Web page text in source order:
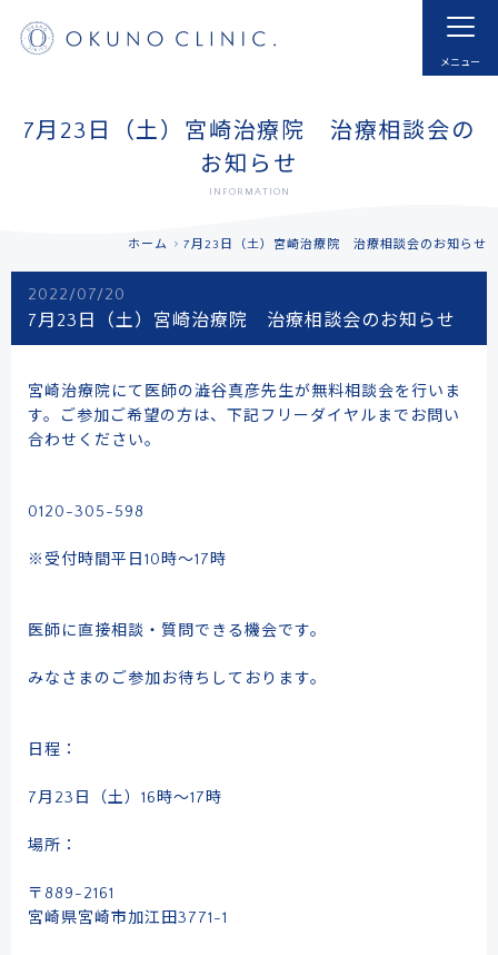
ホーム
はじめての方へ モヤモヤ血管とは
ドクター紹介
DOCTOR
よくあるご質問
採用 お知らせ
アクセス
ACCESS
予約する
メール事前相談・お問い合わせ
クレジットカード
7月23日（土）宮崎治療院 治療相談会の
お知らせ
INFORMATION
ホーム 7月23日（土）宮崎治療院 治療相談会のお知らせ
2022/07/20
7月23日（土）宮崎治療院 治療相談会のお知らせ
宮崎治療院にて医師の澁谷真彦先生が無料相談会を行いま
す。ご参加ご希望の方は、下記フリーダイヤルまでお問い
合わせください。
0120-305-598
※受付時間平日10時～17時
医師に直接相談・質問できる機会です。
みなさまのご参加お待ちしております。
日程：
7月23日（土）16時～17時
場所：
〒889-2161
宮崎県宮崎市加江田3771-1